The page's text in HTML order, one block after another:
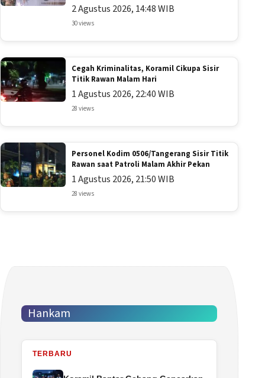
2 Agustus 2026, 14:48 WIB
30 views
Cegah Kriminalitas, Koramil Cikupa Sisir
Titik Rawan Malam Hari
1 Agustus 2026, 22:40 WIB
28 views
Personel Kodim 0506/Tangerang Sisir Titik
Rawan saat Patroli Malam Akhir Pekan
1 Agustus 2026, 21:50 WIB
28 views
Hankam
TERBARU